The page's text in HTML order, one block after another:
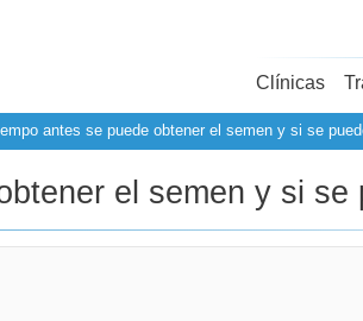
Clínicas
antes se puede obtener el semen y si se
el semen y si se